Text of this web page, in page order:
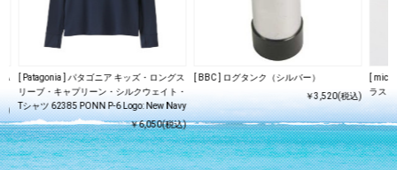
A
)
[ Patagonia ] パタゴニア キッズ・ロングス
リーブ・キャプリーン・シルクウェイト・
Tシャツ 62385 PONN P-6 Logo: New Navy
￥6,050(税込)
[ BBC ] ログタンク（シルバー）
￥3,520(税込)
[
ラス